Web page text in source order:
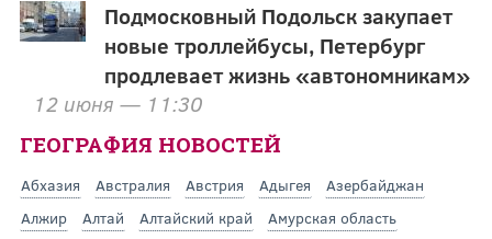
Подмосковный Подольск закупает
новые троллейбусы, Петербург
продлевает жизнь «автономникам»
12 июня — 11:30
ГЕОГРАФИЯ НОВОСТЕЙ
Абхазия Австралия Австрия Адыгея
Азербайджан
Алжир
Алтай Алтайский край
Амурская область